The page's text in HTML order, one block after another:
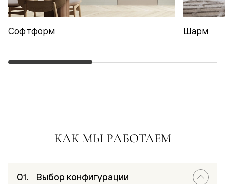
Софтформ Шарм
КАК МЫ РАБОТАЕМ
Выбор конфигурации